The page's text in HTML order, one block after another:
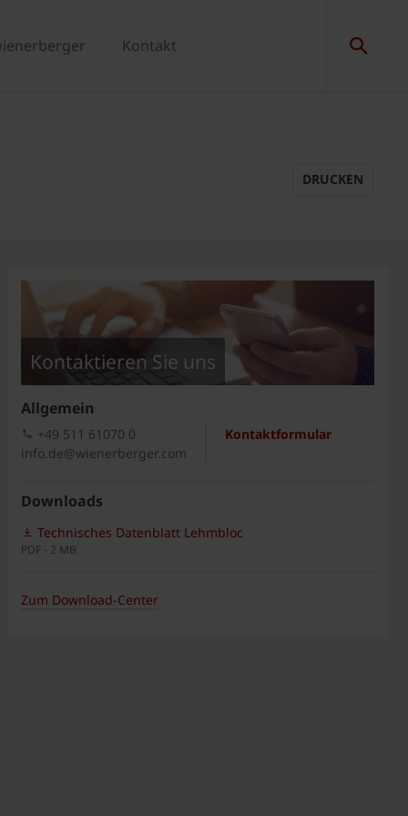
Kontakt
DRUCKEN
Kontaktieren Sie uns
Allgemein
Kontaktformular
+49 511 61070 0
info.de@wienerberger.com
Downloads
Technisches Datenblatt Lehmbloc
PDF - 2 MB
Zum Download-Center